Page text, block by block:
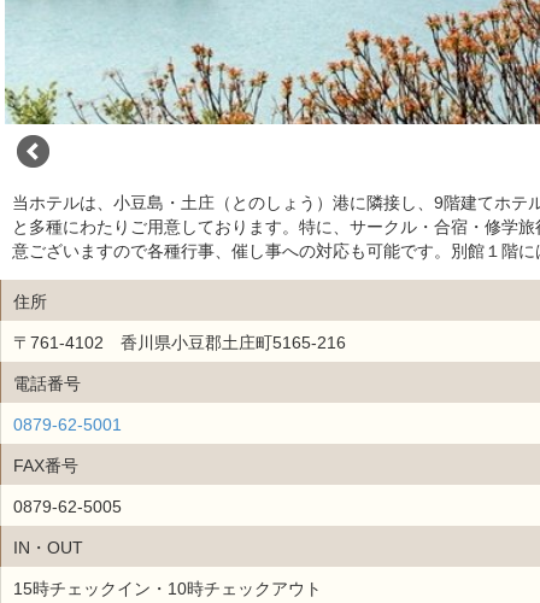
当ホテルは、小豆島・土庄（とのしょう）港に隣接し、9階建てホ
と多種にわたりご用意しております。特に、サークル・合宿・修学
意ございますので各種行事、催し事への対応も可能です。別館１階
住所
〒761-4102 香川県小豆郡土庄町5165-216
電話番号
0879-62-5001
FAX番号
0879-62-5005
IN・OUT
15時チェックイン・10時チェックアウト